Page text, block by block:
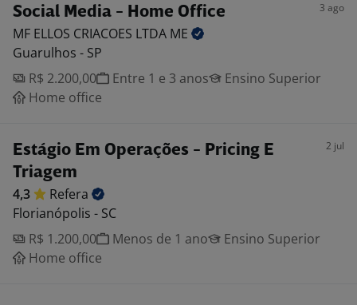
Social Media - Home Office 3 ago
MF ELLOS CRIACOES LTDA ME
Guarulhos - SP
R$ 2.200,00
Entre 1 e 3 anos
Ensino Superior
Home office
Estágio Em Operações - Pricing E
Triagem
2 jul
4,3
Refera
Florianópolis - SC
R$ 1.200,00
Menos de 1 ano
Ensino Superior
Home office